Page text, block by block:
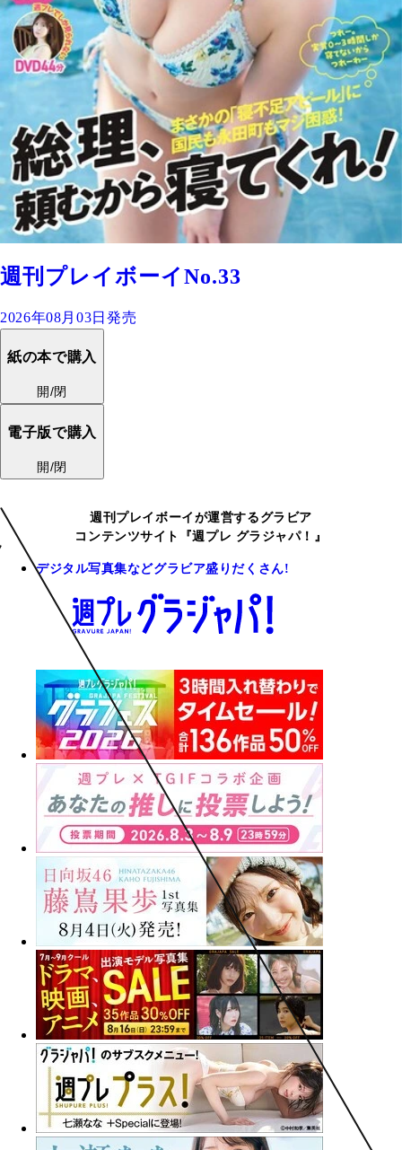
週刊プレイボーイNo.33
2026年08月03日発売
紙の本で購入
開/閉
電子版で購入
開/閉
週刊プレイボーイが運営するグラビア
コンテンツサイト『週プレ グラジャパ！』
デジタル写真集などグラビア盛りだくさん!